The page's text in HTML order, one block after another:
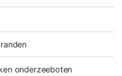
onderzeeboten